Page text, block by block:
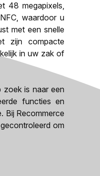
48 megapixels,
waardoor u
met een snelle
zijn compacte
in uw zak of
zoek is naar een
functies en
Bij Recommerce
om